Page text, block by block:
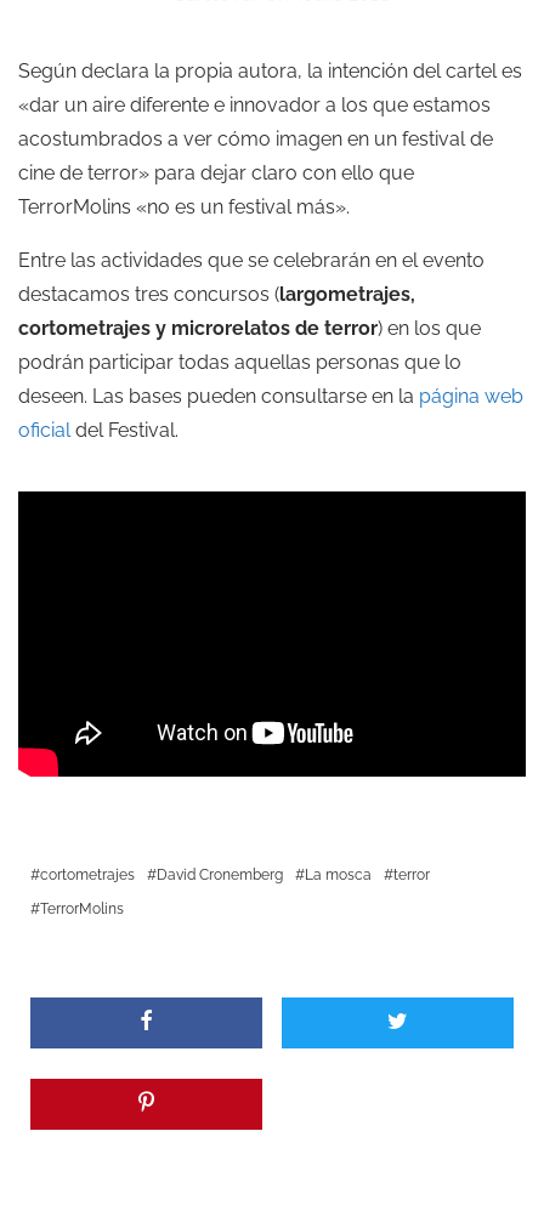
Según declara la propia autora, la intención del cartel es
«dar un aire diferente e innovador a los que estamos
acostumbrados a ver cómo imagen en un festival de
cine de terror» para dejar claro con ello que
TerrorMolins «no es un festival más».
Entre las actividades que se celebrarán en el evento
destacamos tres concursos (largometrajes,
cortometrajes y microrelatos de terror) en los que
podrán participar todas aquellas personas que lo
deseen. Las bases pueden consultarse en la página web
oficialdel Festival.
cortometrajes David Cronemberg La mosca
terror
TerrorMolins